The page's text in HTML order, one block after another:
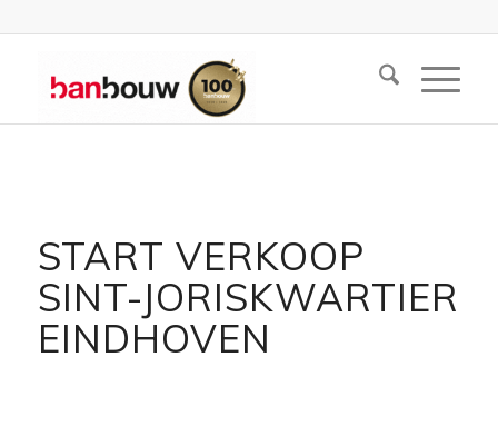
START VERKOOP
SINT-JORISKWARTIER
EINDHOVEN